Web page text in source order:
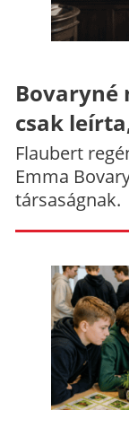
Bovaryné
csak
Flaubert
Emma
társaságnak.